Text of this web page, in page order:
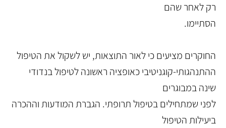
רק לאחר שהם
הסתיימו.
החוקרים מציעים כי לאור התוצאות, יש לשקול את הטיפול
ההתנהגותי-קוגניטיבי כאופציה ראשונה לטיפול בנדודי
שינה במבוגרים
לפני שמתחילים בטיפול תרופתי. הגברת המודעות וההכרה
ביעילות הטיפול